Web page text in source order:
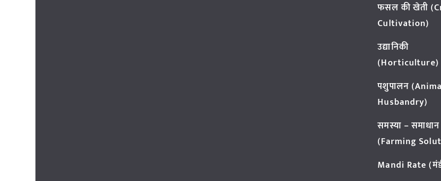
फसल की खेती
Cultivation)
उद्यानिकी
(Horticulture)
पशुपालन
Husbandry)
समस्या – समाधान
(Farming
Mandi Rate